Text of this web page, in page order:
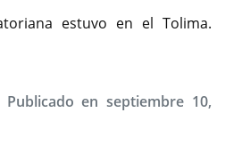
estuvo en el Tolima.
Publicado en septiembre 10,